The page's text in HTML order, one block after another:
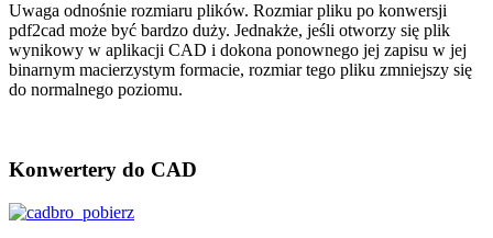
Uwaga odnośnie rozmiaru plików. Rozmiar pliku po konwersji
pdf2cad może być bardzo duży. Jednakże, jeśli otworzy się plik
wynikowy w aplikacji CAD i dokona ponownego jej zapisu w jej
binarnym macierzystym formacie, rozmiar tego pliku zmniejszy się
do normalnego poziomu.
Konwertery do CAD